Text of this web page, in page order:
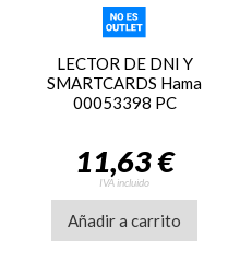
LECTOR DE DNI Y
SMARTCARDS Hama
00053398 PC
11,63 €
IVA incluido
Añadir a carrito